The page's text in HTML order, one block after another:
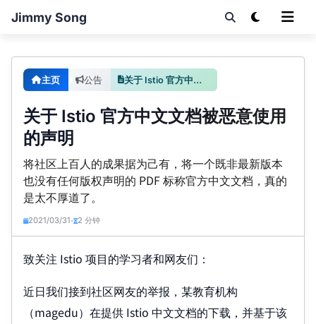
Jimmy Song
主页 公告 关于 Istio 官方中文文档被恶意使用的声明
关于 Istio 官方中文文档被恶意使用
的声明
将社区上百人的成果据为己有，将一个既非最新版本
也没有任何版权声明的 PDF 标称官方中文文档，真的
是太不厚道了。
2021/03/31 • 2 分钟
致关注 Istio 项目的学习者和网友们：
近日我们接到社区网友的举报，某教育机构
（magedu）在提供 Istio 中文文档的下载，并基于该